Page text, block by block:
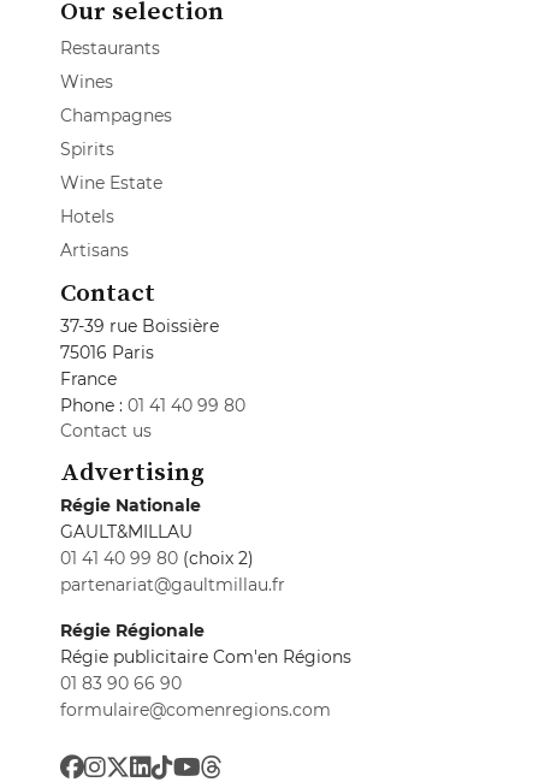
Our selection
Restaurants
Wines
Champagnes
Spirits
Wine Estate
Hotels
Artisans
Contact
37-39 rue Boissière
75016 Paris
France
Phone : 01 41 40 99 80
Contact us
Advertising
Régie Nationale
GAULT&MILLAU
01 41 40 99 80 (choix 2)
partenariat@gaultmillau.fr
Régie Régionale
Régie publicitaire Com'en Régions
01 83 90 66 90
formulaire@comenregions.com